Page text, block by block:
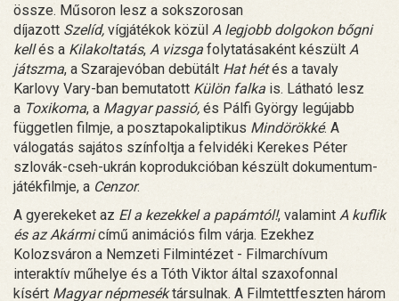
össze. Műsoron lesz a sokszorosan
díjazott Szelíd, vígjátékok közül A legjobb dolgokon bőgni
kellés a Kilakoltatás, A vizsga folytatásaként készült A
játszma, a Szarajevóban debütált Hat hétés a tavaly
Karlovy Vary-ban bemutatott Külön falka is. Látható lesz
a Toxikoma, a Magyar passió, és Pálfi György legújabb
független filmje, a posztapokaliptikus Mindörökké. A
válogatás sajátos színfoltja a felvidéki Kerekes Péter
szlovák-cseh-ukrán koprodukcióban készült dokumentum-
játékfilmje, a Cenzor.
A gyerekeket az El a kezekkel a papámtól!, valamint A kuflik
és az Akármicímű animációs film várja. Ezekhez
Kolozsváron a Nemzeti Filmintézet - Filmarchívum
interaktív műhelye és a Tóth Viktor által szaxofonnal
kísért Magyar népmeséktársulnak. A Filmtettfeszten három